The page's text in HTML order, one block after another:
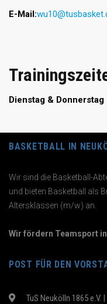
E-Mail:
Dienstag & Donnerstag
BASKETBALL IN
Wir sind die Basketball-
und bieten Basketball als
Altersklassen (m/w) an.
Wir fördern Teamsport
POST FÜR DEN
TuS Neukölln 1865